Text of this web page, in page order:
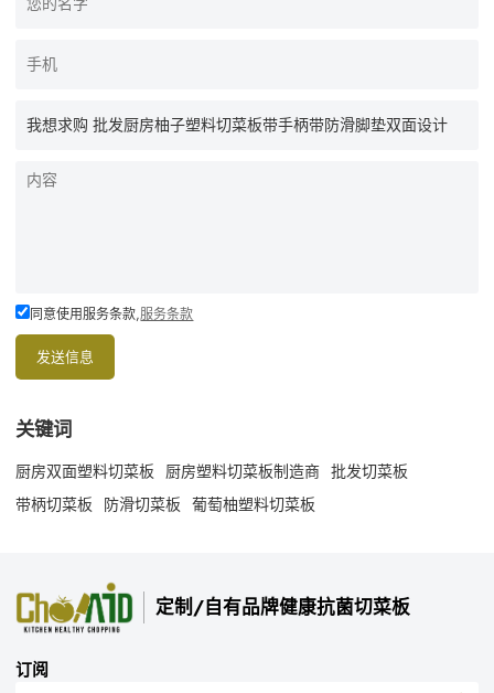
同意使用服务条款,服务条款
发送信息
关键词
厨房双面塑料切菜板 厨房塑料切菜板制造商 批发切菜板
带柄切菜板 防滑切菜板 葡萄柚塑料切菜板
定制/自有品牌健康抗菌切菜板
订阅